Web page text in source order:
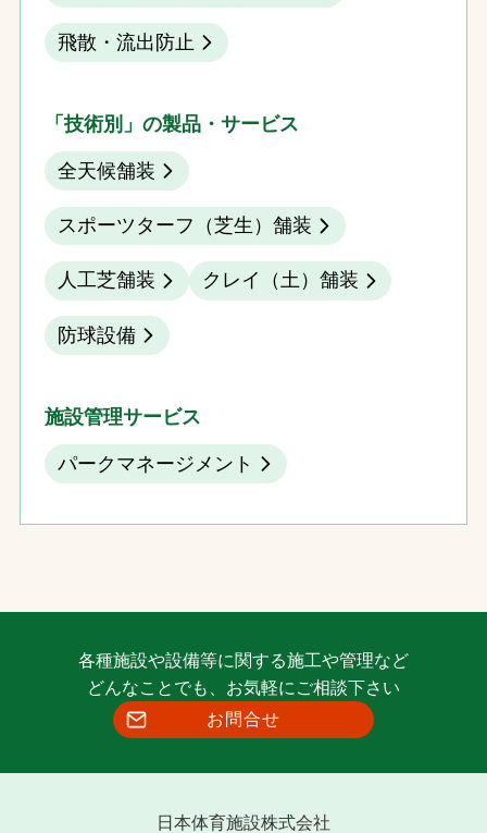
飛散・流出防止
「技術別」の製品・サービス
全天候舗装
スポーツターフ（芝生）舗装
人工芝舗装 クレイ（土）舗装
防球設備
施設管理サービス
パークマネージメント
各種施設や設備等に関する施工や管理など
どんなことでも、お気軽にご相談下さい
お問合せ
日本体育施設株式会社